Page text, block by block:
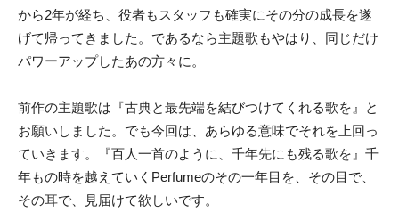
から2年が経ち、役者もスタッフも確実にその分の成長を遂
げて帰ってきました。であるなら主題歌もやはり、同じだけ
パワーアップしたあの方々に。
前作の主題歌は『古典と最先端を結びつけてくれる歌を』と
お願いしました。でも今回は、あらゆる意味でそれを上回っ
ていきます。『百人一首のように、千年先にも残る歌を』千
年もの時を越えていくPerfumeのその一年目を、その目で、
その耳で、見届けて欲しいです。